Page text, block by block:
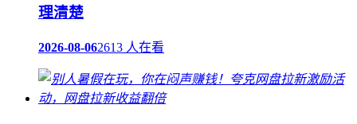
理清楚
2026-08-062613 人在看